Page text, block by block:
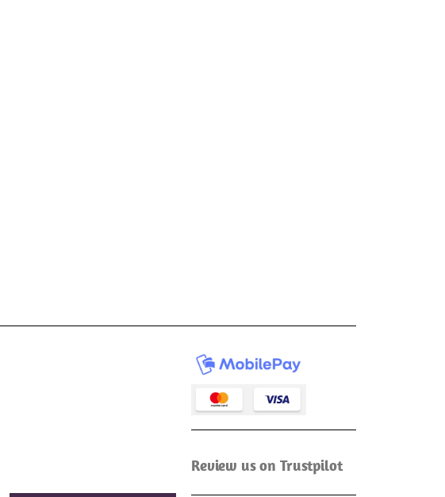
Review us on Trustpilot